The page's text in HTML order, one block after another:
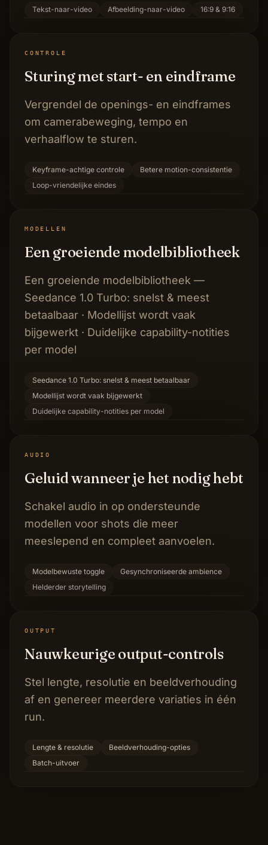
Tekst-naar-video Afbeelding-naar-video 16:9 & 9:16
CONTROLE
Sturing met start- en eindframe
Vergrendel de openings- en eindframes
om camerabeweging, tempo en
verhaalflow te sturen.
Keyframe-achtige controle
Betere motion-consistentie
Loop-vriendelijke eindes
MODELLEN
Een groeiende modelbibliotheek
Een groeiende modelbibliotheek —
Seedance 1.0 Turbo: snelst & meest
betaalbaar · Modellijst wordt vaak
bijgewerkt · Duidelijke capability-notities
per model
Seedance 1.0 Turbo: snelst & meest betaalbaar
Modellijst wordt vaak bijgewerkt
Duidelijke capability-notities per model
AUDIO
Geluid wanneer je het nodig hebt
Schakel audio in op ondersteunde
modellen voor shots die meer
meeslepend en compleet aanvoelen.
Modelbewuste toggle
Gesynchroniseerde ambience
Helderder storytelling
OUTPUT
Nauwkeurige output-controls
Stel lengte, resolutie en beeldverhouding
af en genereer meerdere variaties in één
run.
Lengte & resolutie
Beeldverhouding-opties
Batch-uitvoer